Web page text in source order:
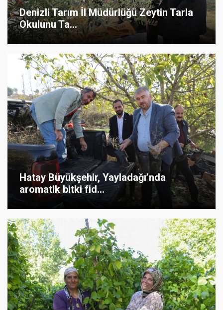
Denizli Tarım İl Müdürlüğü Zeytin Tarla
Okulunu Ta...
Hatay Büyükşehir, Yayladağı’nda
aromatik bitki fid...